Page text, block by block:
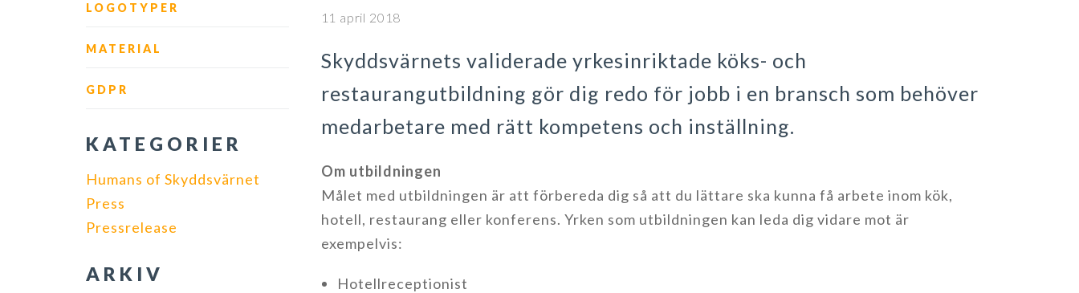
11 april 2018
Skyddsvärnets validerade yrkesinriktade köks- och
restaurangutbildning gör dig redo för jobb i en bransch som behöver
medarbetare med rätt kompetens och inställning.
Om utbildningen
Målet med utbildningen är att förbereda dig så att du lättare ska kunna få arbete inom kök,
hotell, restaurang eller konferens. Yrken som utbildningen kan leda dig vidare mot är
exempelvis:
Hotellreceptionist
LOGOTYPER
MATERIAL
GDPR
KATEGORIER
Humans of Skyddsvärnet
Press
Pressrelease
ARKIV